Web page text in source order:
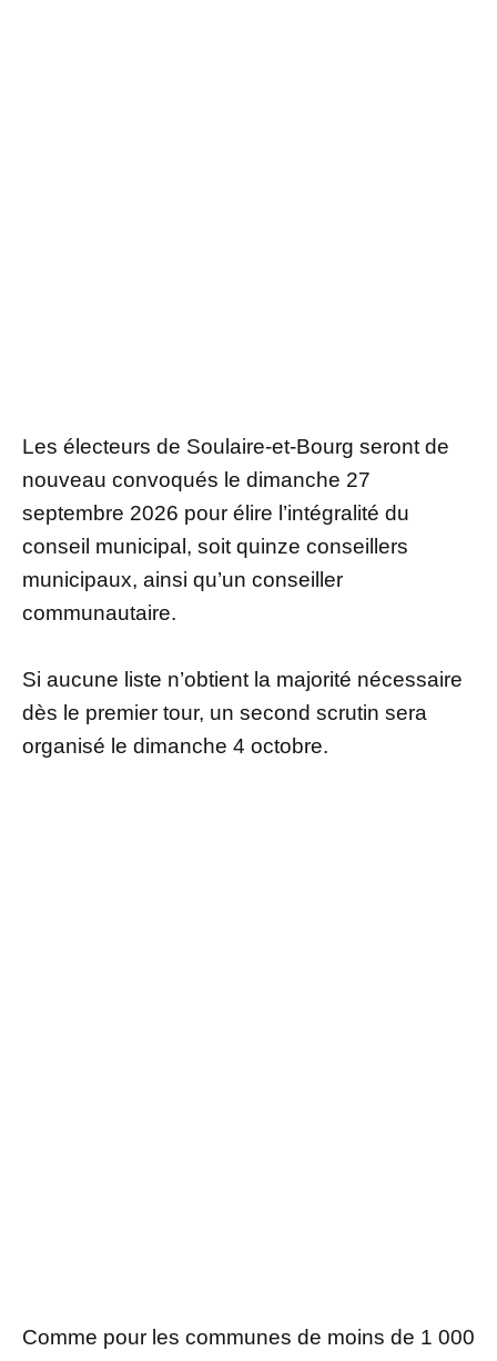
Les électeurs de Soulaire-et-Bourg seront de
nouveau convoqués le dimanche 27
septembre 2026 pour élire l’intégralité du
conseil municipal, soit quinze conseillers
municipaux, ainsi qu’un conseiller
communautaire.
Si aucune liste n’obtient la majorité nécessaire
dès le premier tour, un second scrutin sera
organisé le dimanche 4 octobre.
Comme pour les communes de moins de 1 000